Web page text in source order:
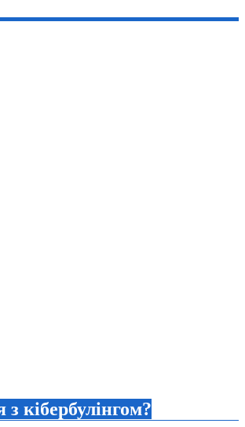
кібербулінгом?